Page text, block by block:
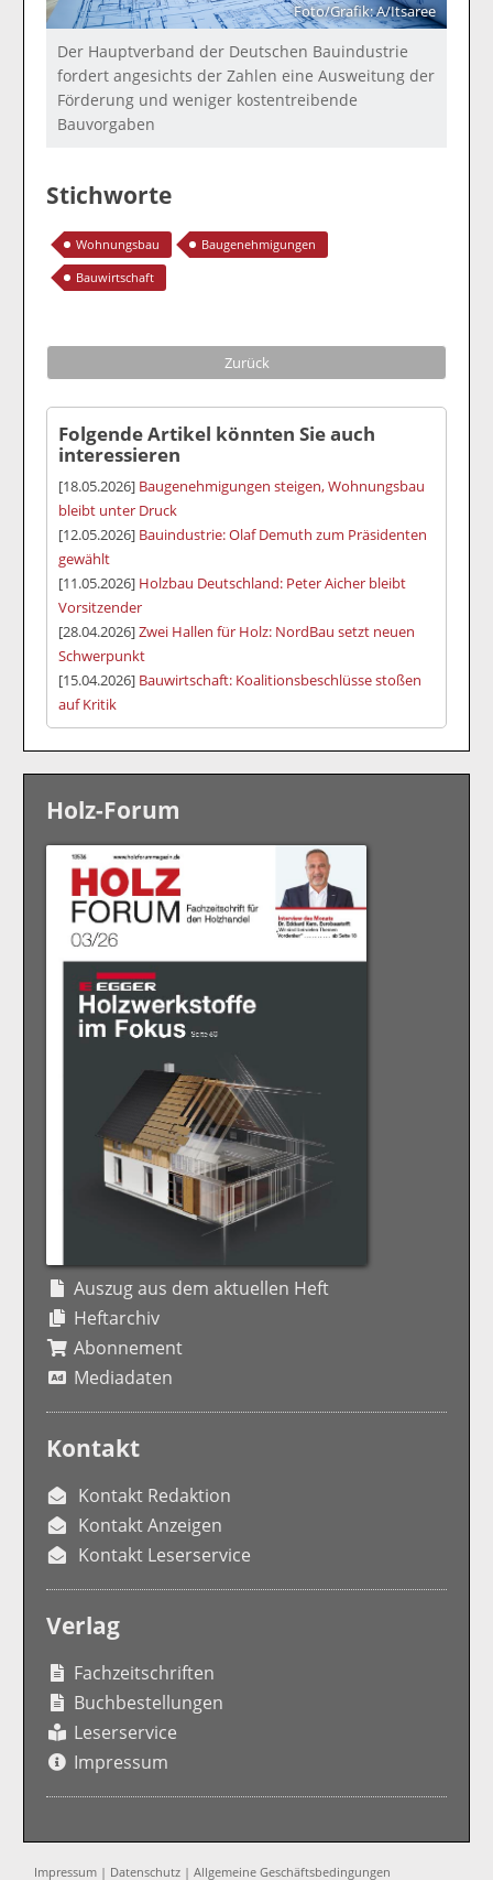
Foto/Grafik: A/Itsaree
Der Hauptverband der Deutschen Bauindustrie
fordert angesichts der Zahlen eine Ausweitung der
Förderung und weniger kostentreibende
Bauvorgaben
Stichworte
Wohnungsbau
Baugenehmigungen
Bauwirtschaft
Zurück
Folgende Artikel könnten Sie auch
interessieren
[18.05.2026] Baugenehmigungen steigen, Wohnungsbau
bleibt unter Druck
[12.05.2026] Bauindustrie: Olaf Demuth zum Präsidenten
gewählt
[11.05.2026] Holzbau Deutschland: Peter Aicher bleibt
Vorsitzender
[28.04.2026]Zwei Hallen für Holz: NordBau setzt neuen
Schwerpunkt
[15.04.2026] Bauwirtschaft: Koalitionsbeschlüsse stoßen
auf Kritik
Holz-Forum
Auszug aus dem aktuellen Heft
Heftarchiv
Abonnement
Mediadaten
Kontakt
Kontakt Redaktion
Kontakt Anzeigen
Kontakt Leserservice
Verlag
Fachzeitschriften
Buchbestellungen
Leserservice
Impressum
Impressum | Datenschutz |Allgemeine Geschäftsbedingungen